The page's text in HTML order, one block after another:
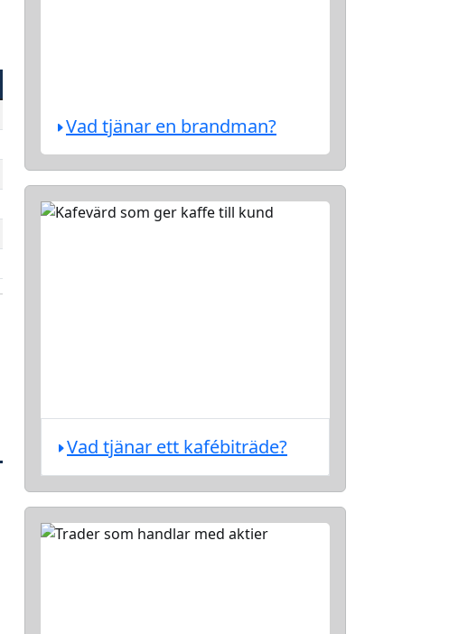
Vad tjänar en brandman?
Vad tjänar ett kafébiträde?